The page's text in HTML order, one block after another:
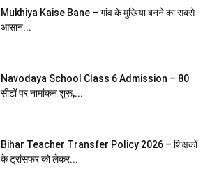
Mukhiya Kaise Bane – गांव के मुखिया बनने का सबसे
आसान...
Navodaya School Class 6 Admission – 80
सीटों पर नामांकन शुरू,...
Bihar Teacher Transfer Policy 2026 – शिक्षकों
के ट्रांसफर को लेकर...